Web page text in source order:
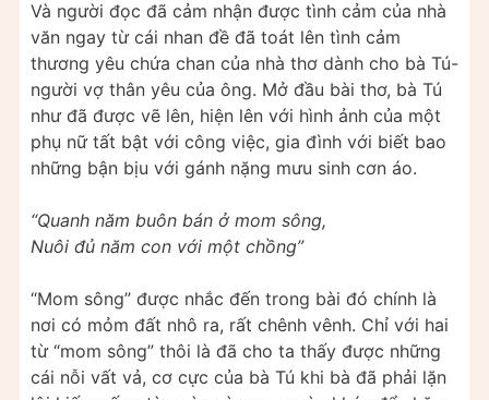
Và người đọc đã cảm nhận được tình cảm của nhà
văn ngay từ cái nhan đề đã toát lên tình cảm
thương yêu chứa chan của nhà thơ dành cho bà Tú-
người vợ thân yêu của ông. Mở đầu bài thơ, bà Tú
như đã được vẽ lên, hiện lên với hình ảnh của một
phụ nữ tất bật với công việc, gia đình với biết bao
những bận bịu với gánh nặng mưu sinh cơn áo.
“Quanh năm buôn bán ở mom sông,
Nuôi đủ năm con với một chồng”
“Mom sông” được nhắc đến trong bài đó chính là
nơi có mỏm đất nhô ra, rất chênh vênh. Chỉ với hai
từ “mom sông” thôi là đã cho ta thấy được những
cái nỗi vất vả, cơ cực của bà Tú khi bà đã phải lặn